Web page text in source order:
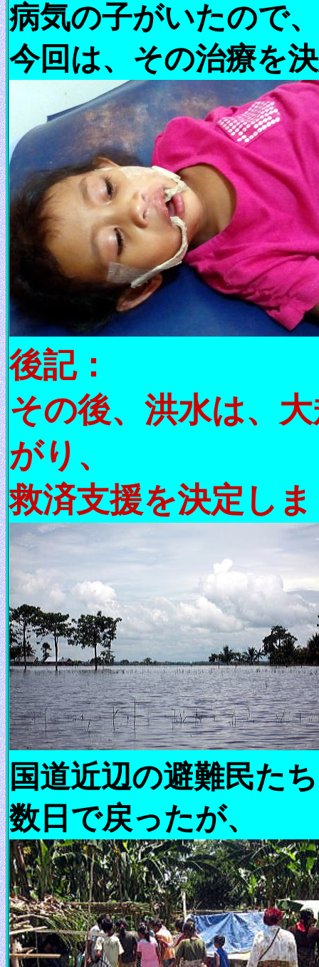
病気の子がいたので、
今回は、その治療を
後記：
その後、洪水は、
がり、
救済支援を決定し
国道近辺の避難民た
数日で戻ったが、